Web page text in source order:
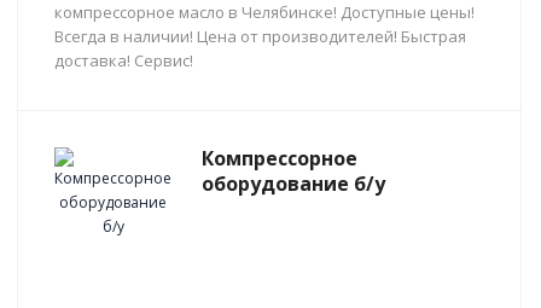
компрессорное масло в Челябинске! Доступные цены!
Всегда в наличии! Цена от производителей! Быстрая
доставка! Сервис!
Компрессорное
оборудование б/у